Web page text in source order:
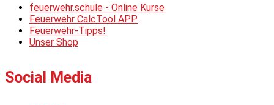
feuerwehr.schule - Online Kurse
Feuerwehr CalcTool APP
Feuerwehr-Tipps!
Unser Shop
Social Media